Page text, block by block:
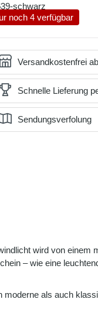
schwarz
noch 4 verfügbar
Versandkostenfrei
Schnelle Lieferung
Sendungsverfolung
wird von einem
– wie eine
als auch